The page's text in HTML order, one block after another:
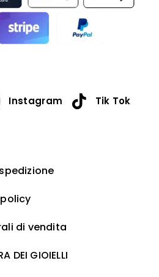
Instagram Tik Tok
di vendita
DEI GIOIELLI